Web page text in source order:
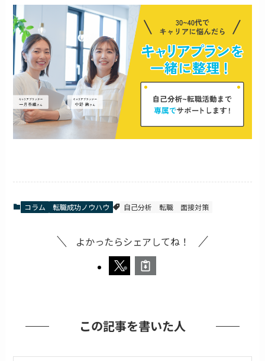
コラム 転職成功ノウハウ 自己分析 転職 面接対策
よかったらシェアしてね！
この記事を書いた人